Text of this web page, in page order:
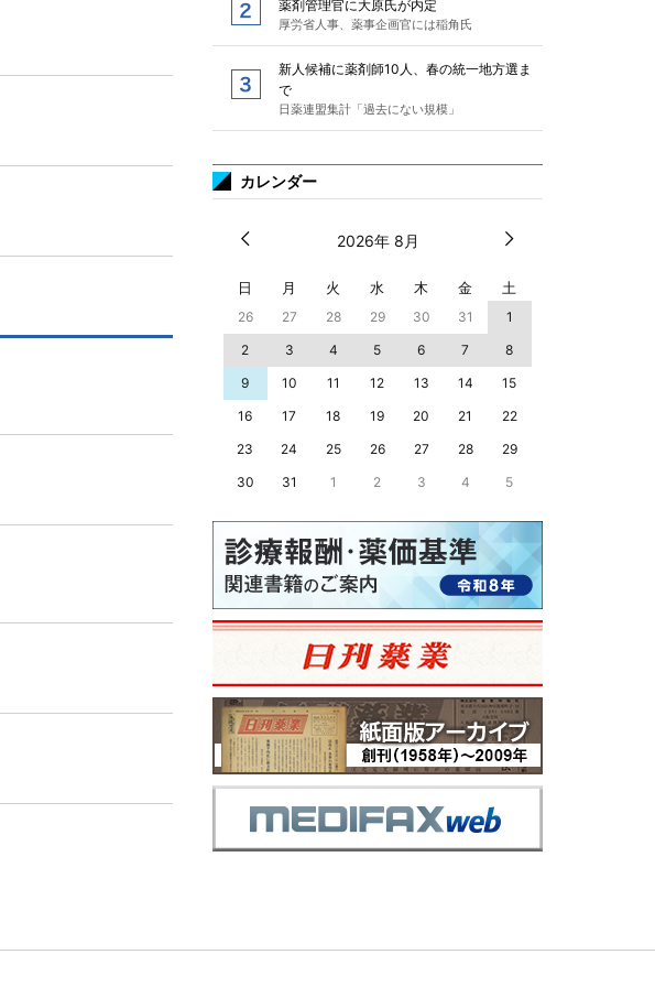
薬剤管理官に大原氏が内定
厚労省人事、薬事企画官には稲角氏
新人候補に薬剤師10人、春の統一地方選ま
で
日薬連盟集計「過去にない規模」
カレンダー
2026年 8月
日 月 火 水 木 金 土
26 27 28 29 30 31
1
2
3 4 5 6 7
8
9
10 11 12 13 14
15
16
17 18 19 20 21
22
23
24 25 26 27 28
29
30
31 1 2 3 4 5